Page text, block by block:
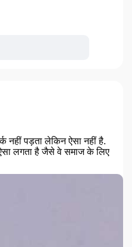
नहीं पड़ता लेकिन ऐसा नहीं है.
लगता है जैसे वे समाज के लिए